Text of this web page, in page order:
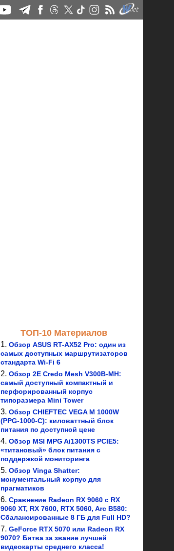
ТОП-10 Материалов
Обзор ASUS RT-AX52 Pro: один из
самых доступных маршрутизаторов
стандарта Wi-Fi 6
Обзор 2E Credo Mesh V300B-MH:
самый доступный компактный и
перфорированный корпус
типоразмера Mini Tower
Обзор CHIEFTEC VEGA M 1000W
(PPG-1000-C): киловаттный блок
питания по доступной цене
Обзор MSI MPG Ai1300TS PCIE5:
«титановый» блок питания с
поддержкой мониторинга
Обзор Vinga Shatter:
монументальный корпус для
прагматиков
Сравнение Radeon RX 9060 с RX
9060 XT, RX 7600, RTX 5060, Arc B580:
Сбалансированные 8 ГБ для Full HD?
GeForce RTX 5070 или Radeon RX
9070? Битва за звание лучшей
видеокарты среднего класса!